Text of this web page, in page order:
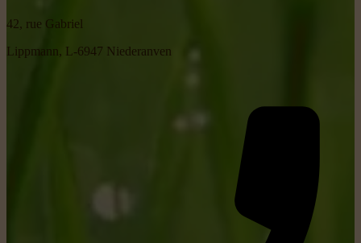
42, rue Gabriel
Lippmann, L-6947 Niederanven